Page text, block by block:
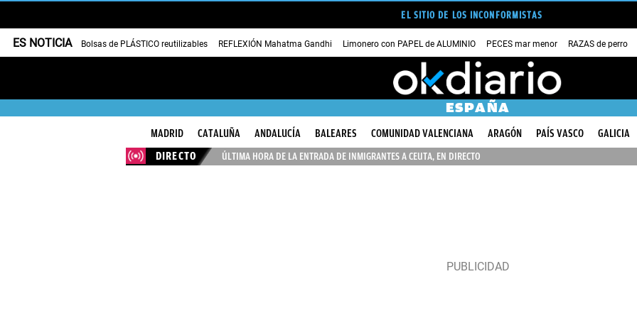
EL SITIO DE LOS INCONFORMISTAS
ES NOTICIA Bolsas de PLÁSTICO reutilizables REFLEXIÓN Mahatma Gandhi Limonero con PAPEL de ALUMINIO PECES mar menor RAZAS de perro
ESPAÑA
MADRID CATALUÑA ANDALUCÍA BALEARES COMUNIDAD VALENCIANA ARAGÓN PAÍS VASCO GALICIA
DIRECTO
ÚLTIMA HORA DE LA ENTRADA DE INMIGRANTES A CEUTA, EN DIRECTO